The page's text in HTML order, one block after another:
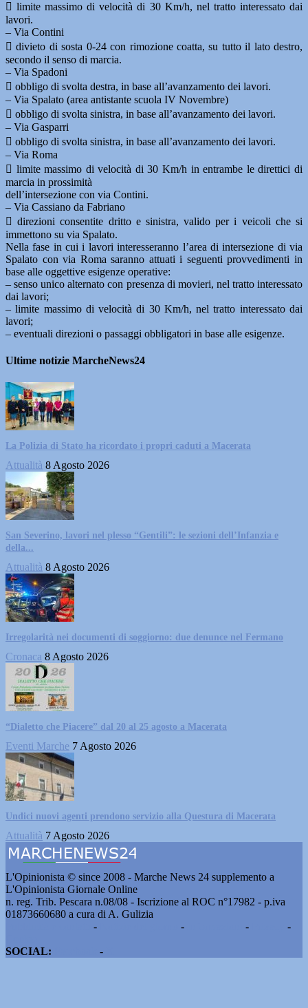
 limite massimo di velocità di 30 Km/h, nel tratto interessato dai
lavori.
– Via Contini
 divieto di sosta 0-24 con rimozione coatta, su tutto il lato destro,
secondo il senso di marcia.
– Via Spadoni
 obbligo di svolta destra, in base all’avanzamento dei lavori.
– Via Spalato (area antistante scuola IV Novembre)
 obbligo di svolta sinistra, in base all’avanzamento dei lavori.
– Via Gasparri
 obbligo di svolta sinistra, in base all’avanzamento dei lavori.
– Via Roma
 limite massimo di velocità di 30 Km/h in entrambe le direttici di
marcia in prossimità
dell’intersezione con via Contini.
– Via Cassiano da Fabriano
 direzioni consentite dritto e sinistra, valido per i veicoli che si
immettono su via Spalato.
Nella fase in cui i lavori interesseranno l’area di intersezione di via
Spalato con via Roma saranno attuati i seguenti provvedimenti in
base alle oggettive esigenze operative:
– senso unico alternato con presenza di movieri, nel tratto interessato
dai lavori;
– limite massimo di velocità di 30 Km/h, nel tratto interessato dai
lavori;
– eventuali direzioni o passaggi obbligatori in base alle esigenze.
Ultime notizie MarcheNews24
La Polizia di Stato ha ricordato i propri caduti a Macerata
Attualità 8 Agosto 2026
San Severino, lavori nel plesso “Gentili”: le sezioni dell’Infanzia e
della...
Attualità 8 Agosto 2026
Irregolarità nei documenti di soggiorno: due denunce nel Fermano
Cronaca 8 Agosto 2026
“Dialetto che Piacere” dal 20 al 25 agosto a Macerata
Eventi Marche 7 Agosto 2026
Undici nuovi agenti prendono servizio alla Questura di Macerata
Attualità 7 Agosto 2026
L'Opinionista © since 2008 - Marche News 24 supplemento a
L'Opinionista Giornale Online
n. reg. Trib. Pescara n.08/08 - Iscrizione al ROC n°17982 - p.iva
01873660680 a cura di A. Gulizia
- - -
-
SOCIAL:
-